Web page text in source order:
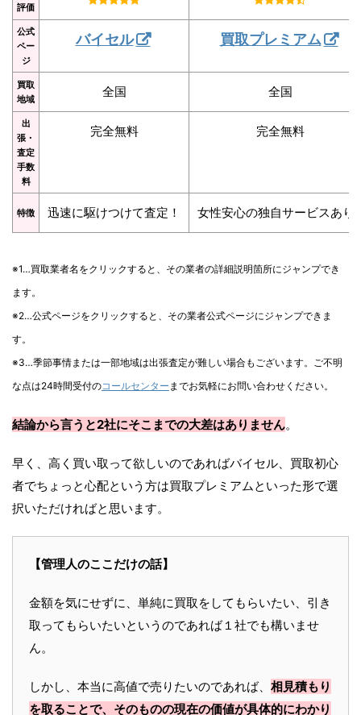
評価
公式
ペー
ジ
バイセル 買取プレミアム
買取
地域
全国 全国
出
張・
査定
手数
料
完全無料 完全無料
特徴 迅速に駆けつけて査定！ 女性安心の独自サービスあり
※1…買取業者名をクリックすると、その業者の詳細説明箇所にジャンプでき
ます。
※2…公式ページをクリックすると、その業者公式ページにジャンプできま
す。
※3…季節事情または一部地域は出張査定が難しい場合もございます。ご不明
な点は24時間受付のコールセンター までお気軽にお問い合わせください。
結論から言うと2社にそこまでの大差はありません。
早く、高く買い取って欲しいのであればバイセル、買取初心
者でちょっと心配という方は買取プレミアムといった形で選
択いただければと思います。
【管理人のここだけの話】
金額を気にせずに、単純に買取をしてもらいたい、引き
取ってもらいたいというのであれば１社でも構いませ
ん。
しかし、本当に高値で売りたいのであれば、 相見積もり
を取ることで、そのものの現在の価値が具体的にわかり